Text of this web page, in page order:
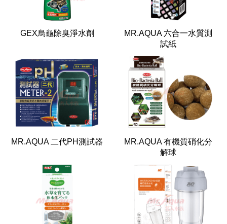
GEX烏龜除臭淨水劑
MR.AQUA 六合一水質測
試紙
MR.AQUA 二代PH測試器
MR.AQUA 有機質硝化分
解球